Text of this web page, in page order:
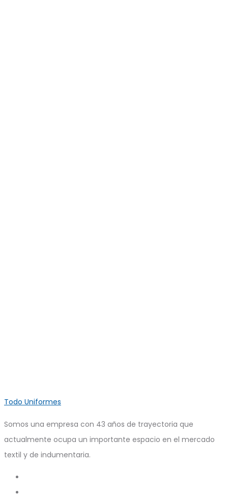
Todo Uniformes
Somos una empresa con 43 años de trayectoria que
actualmente ocupa un importante espacio en el mercado
textil y de indumentaria.